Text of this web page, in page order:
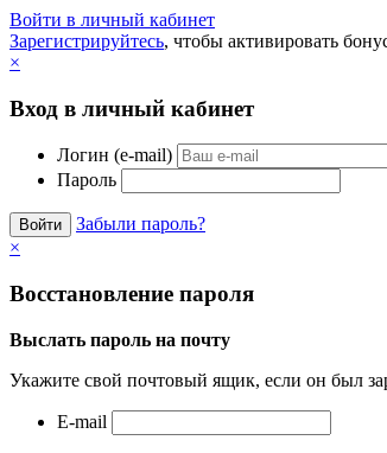
Войти в личный кабинет
Зарегистрируйтесь, чтобы активировать
×
Вход в личный кабинет
Логин (e-mail)
Пароль
Забыли пароль?
×
Восстановление пароля
Выслать пароль на почту
Укажите свой почтовый ящик, если он был
E-mail